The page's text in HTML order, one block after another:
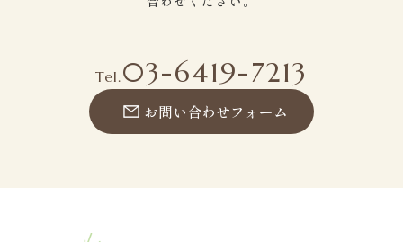
Tel.03-6419-7213
お問い合わせフォーム